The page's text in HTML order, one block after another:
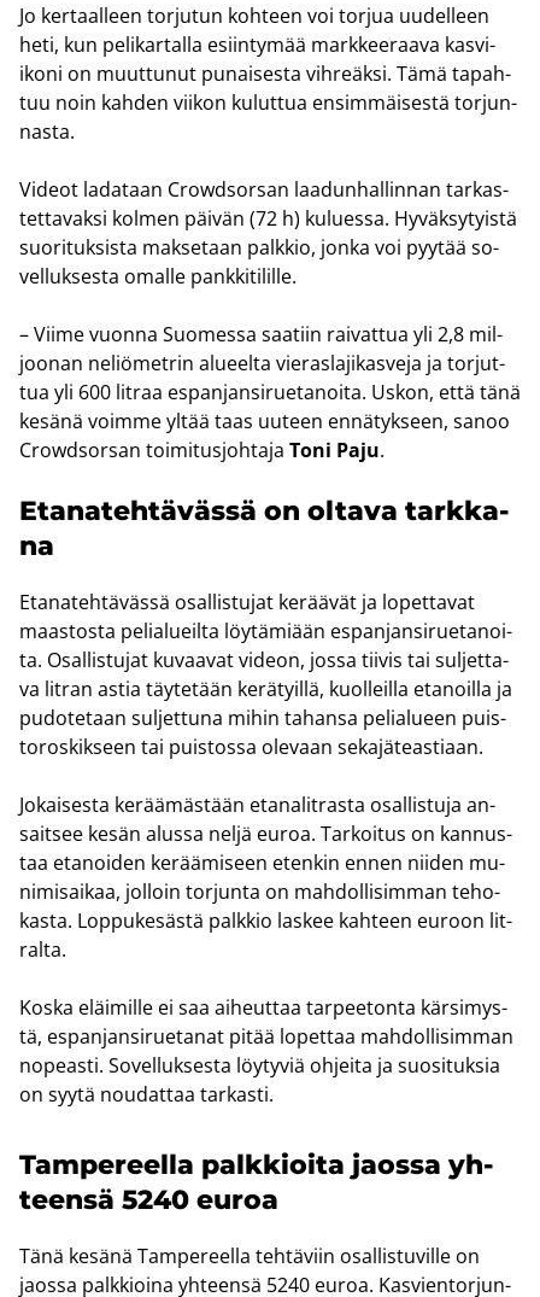
Jo ker­taal­leen tor­ju­tun koh­teen voi tor­jua uu­del­leen
heti, kun pe­li­kar­tal­la esiin­ty­mää mark­kee­raa­va kasvi-​
ikoni on muut­tu­nut pu­nai­ses­ta vih­reäk­si. Tämä ta­pah­
tuu noin kah­den vii­kon ku­lut­tua en­sim­mäi­ses­tä tor­jun­
nas­ta.
Vi­deot la­da­taan Crowdsorsan laa­dun­hal­lin­nan tar­kas­
tet­ta­vak­si kol­men päi­vän (72 h) ku­lues­sa. Hy­väk­sy­tyis­tä
suo­ri­tuk­sis­ta mak­se­taan palk­kio, jonka voi pyy­tää so­
vel­luk­ses­ta omal­le pank­ki­ti­lil­le.
– Viime vuon­na Suo­mes­sa saa­tiin rai­vat­tua yli 2,8 mil­
joo­nan ne­liö­met­rin alu­eel­ta vie­ras­la­ji­kas­ve­ja ja tor­jut­
tua yli 600 lit­raa es­pan­jan­si­rue­ta­noi­ta. Uskon, että tänä
ke­sä­nä voim­me yltää taas uu­teen en­nä­tyk­seen, sanoo
Crowdsorsan toi­mi­tus­joh­ta­ja Toni Paju.
Eta­na­teh­tä­väs­sä on ol­ta­va tark­ka­
na
Eta­na­teh­tä­väs­sä osal­lis­tu­jat ke­rää­vät ja lo­pet­ta­vat
maas­tos­ta pe­lia­lueil­ta löy­tä­mi­ään es­pan­jan­si­rue­ta­noi­
ta. Osal­lis­tu­jat ku­vaa­vat vi­deon, jossa tii­vis tai sul­jet­ta­
va lit­ran astia täy­te­tään ke­rä­tyil­lä, kuol­leil­la eta­noil­la ja
pu­do­te­taan sul­jet­tu­na mihin ta­han­sa pe­lia­lu­een puis­
to­ros­kik­seen tai puis­tos­sa ole­vaan se­ka­jä­teas­ti­aan.
Jo­kai­ses­ta ke­rää­mäs­tään eta­na­lit­ras­ta osal­lis­tu­ja an­
sait­see kesän alus­sa neljä euroa. Tar­koi­tus on kan­nus­
taa eta­noi­den ke­rää­mi­seen eten­kin ennen nii­den mu­
ni­mi­sai­kaa, jol­loin tor­jun­ta on mah­dol­li­sim­man te­ho­
kas­ta. Lop­pu­ke­säs­tä palk­kio las­kee kah­teen eu­roon lit­
ral­ta.
Koska eläi­mil­le ei saa ai­heut­taa tar­pee­ton­ta kär­si­mys­
tä, es­pan­jan­si­rue­ta­nat pitää lo­pet­taa mah­dol­li­sim­man
no­peas­ti. So­vel­luk­ses­ta löy­ty­viä oh­jei­ta ja suo­si­tuk­sia
on syytä nou­dat­taa tar­kas­ti.
Tam­pe­reel­la palk­kioi­ta jaos­sa yh­
teen­sä 5240 euroa
Tänä ke­sä­nä Tam­pe­reel­la teh­tä­viin osal­lis­tu­vil­le on
jaos­sa palk­kioi­na yh­teen­sä 5240 euroa. Kas­vien­tor­jun­